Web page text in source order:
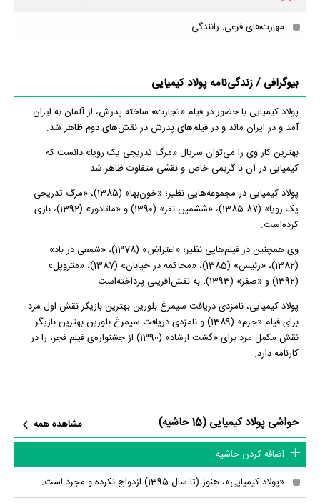
مهارت‌های فرعی: رانندگی
بیوگرافی / زندگی‌نامه پولاد کیمیایی
پولاد کیمیایی با حضور در فیلم «تجارت» ساخته پدرش، از آلمان به ایران
آمد و در ایران ماند و در فیلم‌های پدرش در نقش‌های دوم ظاهر شد.
بهترین کار وی را می‌توان سریال «مرگ تدریجی یک رویا» دانست که
کیمیایی در آن با گریمی خاص و نقشی متفاوت ظاهر شد.
پولاد کیمیایی در مجموعه‌هایی نظیر؛ «خون‌بها» (1385)، «مرگ تدریجی
یک رویا» (87-1385)، «ششمین نفر» (1390) و «ماتادور» (1392)، بازی
کرده‌است.
وی همچنین در فیلم‌هایی نظیر؛ «اعتراض» (1378)، «شمعی در باد»
(1382)، «رئیس» (1385)، «محاکمه در خیابان» (1387)، «متروپل»
(1392) و «صفر» (1393)، به نقش‌آفرینی پرداخته‌است.
پولاد کیمیایی، نامزدی دریافت سیمرغ بلورین بهترین بازیگر نقش اول مرد
برای فیلم «جرم» (1389) و نامزدی دریافت سیمرغ بلورین بهترین بازیگر
نقش مکمل مرد برای «گشت ارشاد» (1390) از جشنواره‌ی فیلم فجر، را در
کارنامه دارد.
حواشی پولاد کیمیایی (15 حاشیه)
مشاهده همه
اضافه کردن حاشیه
«پولاد کیمیایی»، هنوز (تا سال 1395) ازدواج نکرده و مجرد است.